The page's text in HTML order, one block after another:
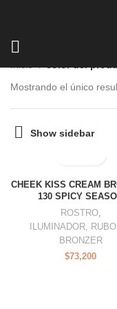
Mostrando el único
Show sidebar
CHEEK KISS CREAM
130 SPICY
ROSTRO,
ILUMINADOR,
BRONZER
$73,200